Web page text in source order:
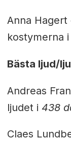
Anna Hagert
kostymerna i
Bästa ljud/
Andreas
ljudet i 438
Claes